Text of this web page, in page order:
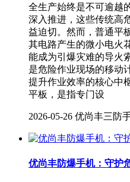
全生产始终是不可逾越
深入推进，这些传统高
益迫切。然而，普通平
其电路产生的微小电火
能成为引爆灾难的导火
是危险作业现场的移动
提升作业效率的核心中
平板，是指专门设
2026-05-26 优尚丰三防
优尚丰防爆手机：守护